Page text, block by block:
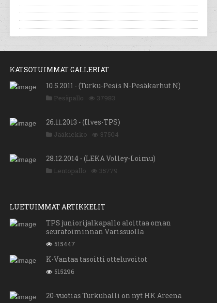
KATSOTUIMMAT GALLERIAT
10.5.2011 - (Turku-Pesis N-Pesäkarhut N)
Pesäpallo 37983
26.11.2013 - (Ilves-TPS)
Jääkiekko 37504
28.12.2014 - (LEKA Volley-Loimu)
Lentopallo 35779
LUETUIMMAT ARTIKKELIT
TPS juniorijalkapallo aloittaa oman
seuratoiminnan Varissuolla
515447
K-Vantaa tasoitti otteluvoitot
515296
20-vuotias Turkuhalli on nyt HK Areena